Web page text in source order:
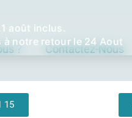
août inclus.
notre retour le 24 Aout
? Contactez-Nous
15